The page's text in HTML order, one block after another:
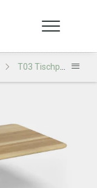
T03 Tischplatte